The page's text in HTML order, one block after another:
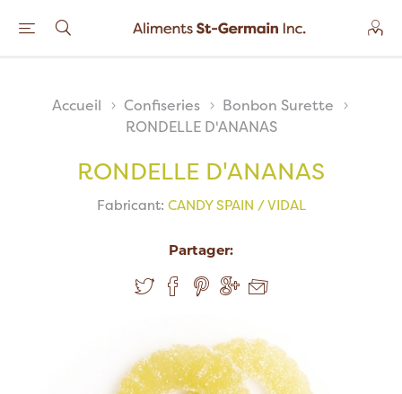
Accueil Confiseries
Bonbon Surette
RONDELLE D'ANANAS
RONDELLE D'ANANAS
Fabricant: CANDY SPAIN / VIDAL
Partager: